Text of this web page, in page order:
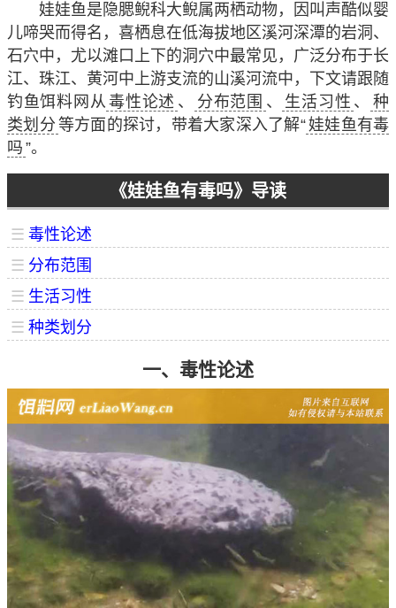
娃娃鱼是隐腮鲵科大鲵属两栖动物，因叫声酷似婴
儿啼哭而得名，喜栖息在低海拔地区溪河深潭的岩洞、
石穴中，尤以滩口上下的洞穴中最常见，广泛分布于长
江、珠江、黄河中上游支流的山溪河流中，下文请跟随
钓鱼饵料网从 毒性论述 、 分布范围 、 生活习性 、
种
类划分 等方面的探讨，带着大家深入了解“娃娃鱼有毒
吗 ”。
《娃娃鱼有毒吗》导读
☰ 毒性论述
☰ 分布范围
☰ 生活习性
☰ 种类划分
一、毒性论述